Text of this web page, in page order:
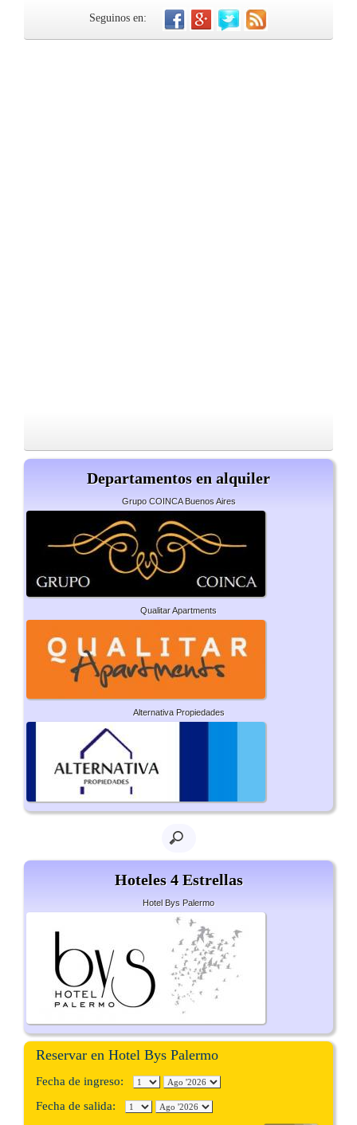
Seguinos en:
Departamentos en alquiler
Grupo COINCA Buenos Aires
Qualitar Apartments
Alternativa Propiedades
Hoteles 4 Estrellas
Hotel Bys Palermo
Reservar en Hotel Bys Palermo
Fecha de ingreso:
Fecha de salida: